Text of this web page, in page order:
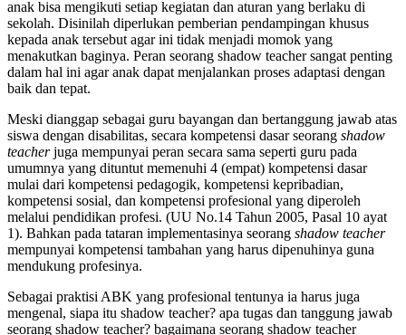
anak bisa mengikuti setiap kegiatan dan aturan yang berlaku di
sekolah. Disinilah diperlukan pemberian pendampingan khusus
kepada anak tersebut agar ini tidak menjadi momok yang
menakutkan baginya. Peran seorang shadow teacher sangat penting
dalam hal ini agar anak dapat menjalankan proses adaptasi dengan
baik dan tepat.
Meski dianggap sebagai guru bayangan dan bertanggung jawab atas
siswa dengan disabilitas, secara kompetensi dasar seorang shadow
teacherjuga mempunyai peran secara sama seperti guru pada
umumnya yang dituntut memenuhi 4 (empat) kompetensi dasar
mulai dari kompetensi pedagogik, kompetensi kepribadian,
kompetensi sosial, dan kompetensi profesional yang diperoleh
melalui pendidikan profesi. (UU No.14 Tahun 2005, Pasal 10 ayat
1). Bahkan pada tataran implementasinya seorang shadow teacher
mempunyai kompetensi tambahan yang harus dipenuhinya guna
mendukung profesinya.
Sebagai praktisi ABK yang profesional tentunya ia harus juga
mengenal, siapa itu shadow teacher? apa tugas dan tanggung jawab
seorang shadow teacher? bagaimana seorang shadow teacher